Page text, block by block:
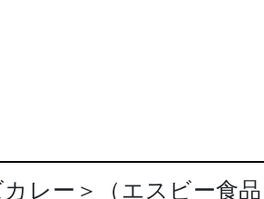
レー＞（エスビー食